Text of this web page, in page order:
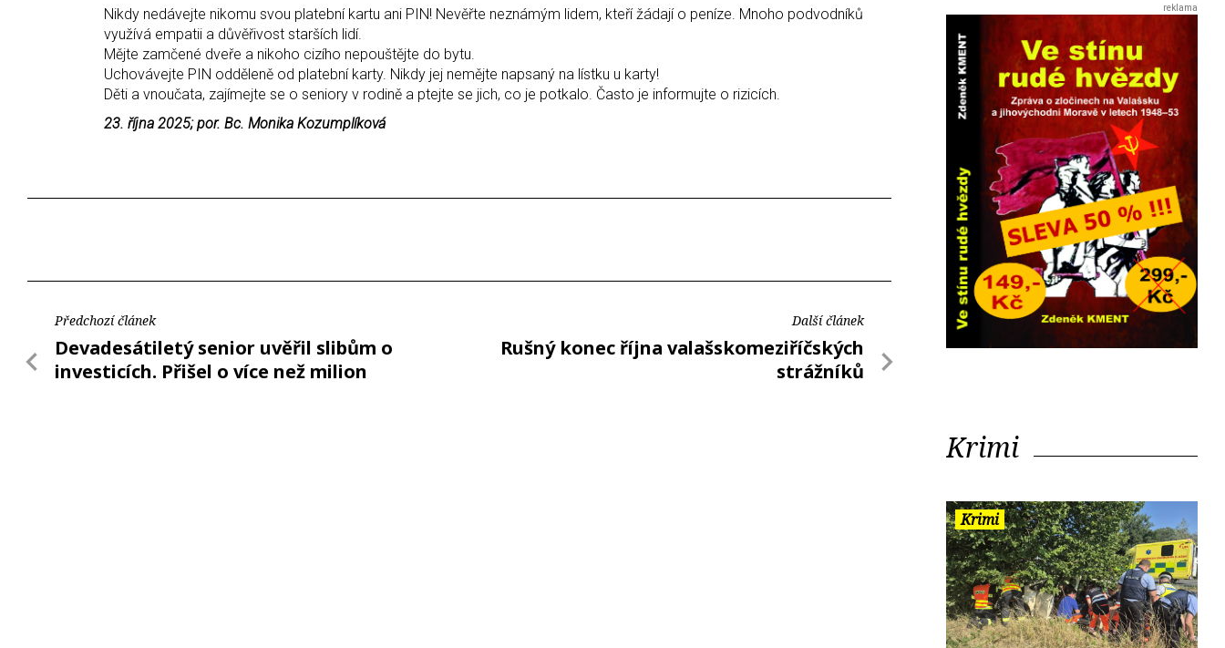
Nikdy nedávejte nikomu svou platební kartu ani PIN! Nevěřte neznámým lidem, kteří žádají o peníze. Mnoho podvodníků
využívá empatii a důvěřivost starších lidí.
Mějte zamčené dveře a nikoho cizího nepouštějte do bytu.
Uchovávejte PIN odděleně od platební karty. Nikdy jej nemějte napsaný na lístku u karty!
Děti a vnoučata, zajímejte se o seniory v rodině a ptejte se jich, co je potkalo. Často je informujte o rizicích.
23. října 2025; por. Bc. Monika Kozumplíková
Předchozí článek
Devadesátiletý senior uvěřil slibům o
investicích. Přišel o více než milion
Další článek
Rušný konec října valašskomeziříčských
strážníků
Krimi
Krimi